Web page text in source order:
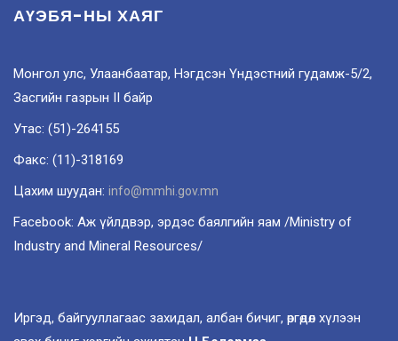
АҮЭБЯ-НЫ ХАЯГ
Монгол улс, Улаанбаатар, Нэгдсэн Үндэстний гудамж-5/2,
Засгийн газрын II байр
Утас: (51)-264155
Факс: (11)-318169
Цахим шуудан: info@mmhi.gov.mn
Facebook: Аж үйлдвэр, эрдэс баялгийн яам /Ministry of
Industry and Mineral Resources/
Иргэд, байгууллагаас захидал, албан бичиг, өргөдөл хүлээн